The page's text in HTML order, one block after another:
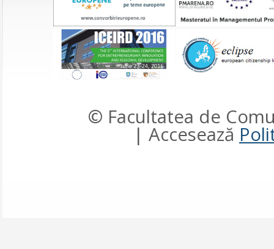
© Facultatea de
| Accesează